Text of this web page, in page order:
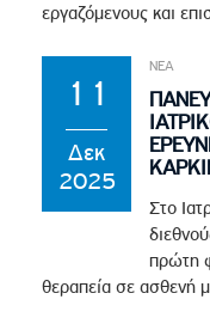
εργαζόμενους και
11
Δεκ
2025
ΝΕΑ
Στο
πρώτη
θεραπεία σε ασθενή